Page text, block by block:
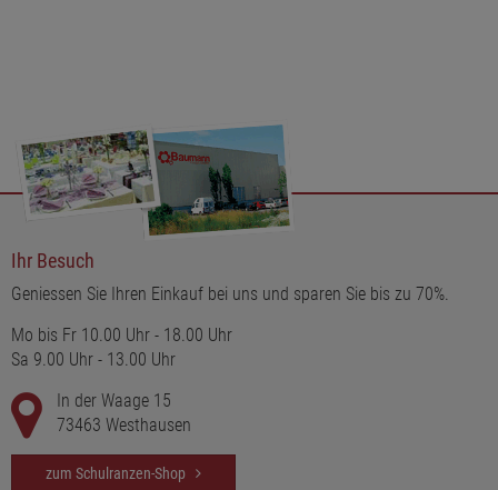
Ihr Besuch
Geniessen Sie Ihren Einkauf bei uns und sparen Sie bis zu 70%.
Mo bis Fr 10.00 Uhr - 18.00 Uhr
Sa 9.00 Uhr - 13.00 Uhr
In der Waage 15
73463 Westhausen
zum Schulranzen-Shop